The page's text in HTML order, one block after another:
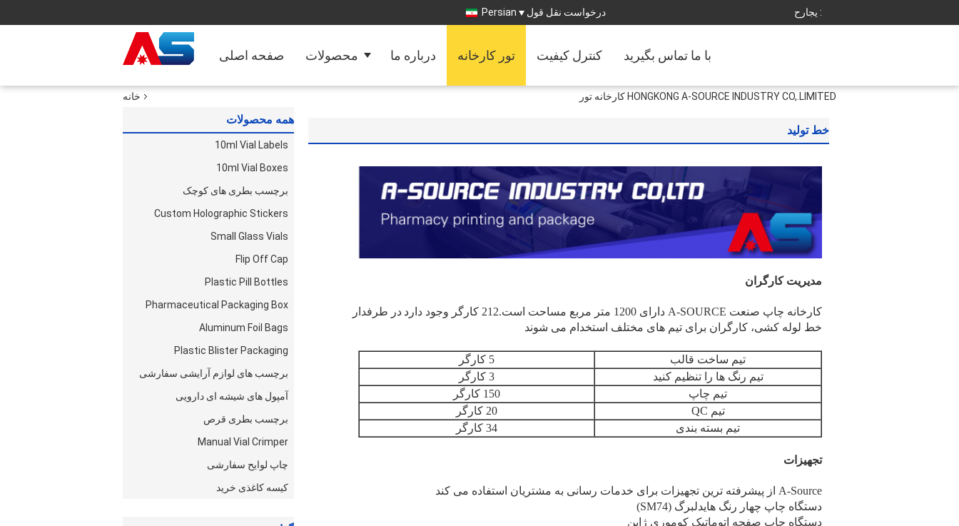
حراجی : درخواست نقل قول Persian
صفحه اصلی محصولات درباره ما تور کارخانه کنترل کیفیت با ما تماس بگیرید
خانه HONGKONG A-SOURCE INDUSTRY CO,.LIMITED کارخانه تور
همه محصولات
10ml Vial Labels
10ml Vial Boxes
برچسب بطری های کوچک
Custom Holographic Stickers
Small Glass Vials
Flip Off Cap
Plastic Pill Bottles
Pharmaceutical Packaging Box
Aluminum Foil Bags
Plastic Blister Packaging
برچسب های لوازم آرایشی سفارشی
آمپول های شیشه ای دارویی
برچسب بطری قرص
Manual Vial Crimper
چاپ لوایح سفارشی
کیسه کاغذی خرید
خط تولید
مدیریت کارگران
کارخانه چاپ صنعت A-SOURCE دارای 1200 متر مربع مساحت است.212 کارگر وجود دارد
در طرفدار
خط لوله کشی، کارگران برای تیم های مختلف استخدام می شوند
تیم ساخت قالب
5 کارگر
تیم رنگ ها را تنظیم کنید
3 کارگر
تیم چاپ
150 کارگر
تیم QC
20 کارگر
تیم بسته بندی
34 کارگر
تجهیزات
A-Source از پیشرفته ترین تجهیزات برای خدمات رسانی به مشتریان استفاده می کند
دستگاه چاپ چهار رنگ هایدلبرگ (SM74)
دستگاه چاپ صفحه اتوماتیک کوموری ژاپن